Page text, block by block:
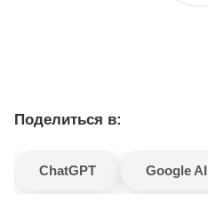
Поделиться в:
ChatGPT Google AI